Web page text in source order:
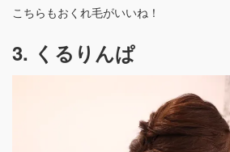
こちらもおくれ毛がいいね！
3. くるりんぱ